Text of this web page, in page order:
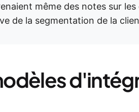
même des notes sur
de la segmentation de la